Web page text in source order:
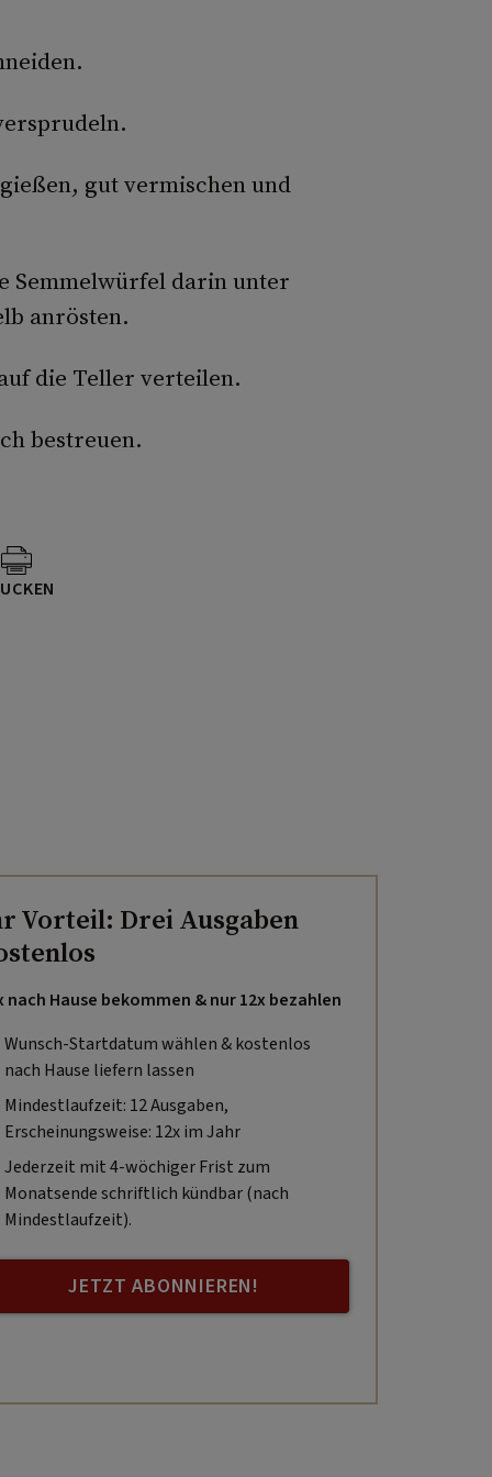
gut vermischen und
Semmelwürfel darin unter
anrösten.
die Teller verteilen.
bestreuen.
Vorteil: Drei Ausgaben
nach Hause bekommen & nur 12x bezahlen
Wunsch-Startdatum wählen & kostenlos
nach Hause liefern lassen
Mindestlaufzeit: 12 Ausgaben,
Erscheinungsweise: 12x im Jahr
Jederzeit mit 4-wöchiger Frist zum
Monatsende schriftlich kündbar (nach
Mindestlaufzeit).
JETZT ABONNIEREN!